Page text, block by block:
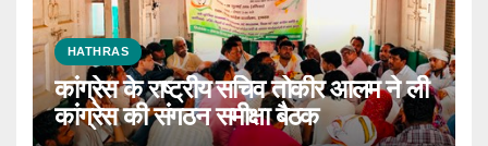
HATHRAS
कांग्रेस के राष्ट्रीय सचिव तोकीर आलम ने ली
कांग्रेस की संगठन समीक्षा बैठक